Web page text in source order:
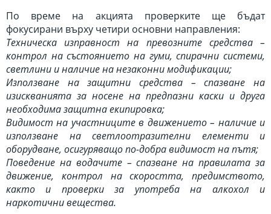
По време на акцията проверките ще бъдат
фокусирани върху четири основни направления:
Техническа изправност на превозните средства –
контрол на състоянието на гуми, спирачни системи,
светлини и наличие на незаконни модификации;
Използване на защитни средства – спазване на
изискванията за носене на предпазни каски и друга
необходима защитна екипировка;
Видимост на участниците в движението – наличие и
използване на светлоотразителни елементи и
оборудване, осигуряващо по-добра видимост на пътя;
Поведение на водачите – спазване на правилата за
движение, контрол на скоростта, предимството,
както и проверки за употреба на алкохол и
наркотични вещества.